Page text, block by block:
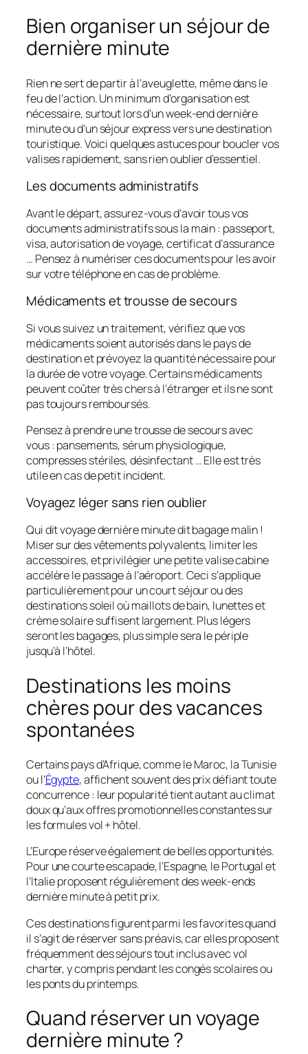
Bien organiser un séjour de
dernière minute
Rien ne sert de partir à l’aveuglette, même dans le
feu de l’action. Un minimum d’organisation est
nécessaire, surtout lors d’un week-end dernière
minute ou d’un séjour express vers une destination
touristique. Voici quelques astuces pour boucler vos
valises rapidement, sans rien oublier d’essentiel.
Les documents administratifs
Avant le départ, assurez-vous d’avoir tous vos
documents administratifs sous la main : passeport,
visa, autorisation de voyage, certificat d’assurance
… Pensez à numériser ces documents pour les avoir
sur votre téléphone en cas de problème.
Médicaments et trousse de secours
Si vous suivez un traitement, vérifiez que vos
médicaments soient autorisés dans le pays de
destination et prévoyez la quantité nécessaire pour
la durée de votre voyage. Certains médicaments
peuvent coûter très chers à l’étranger et ils ne sont
pas toujours remboursés.
Pensez à prendre une trousse de secours avec
vous : pansements, sérum physiologique,
compresses stériles, désinfectant … Elle est très
utile en cas de petit incident.
Voyagez léger sans rien oublier
Qui dit voyage dernière minute dit bagage malin !
Miser sur des vêtements polyvalents, limiter les
accessoires, et privilégier une petite valise cabine
accélère le passage à l’aéroport. Ceci s’applique
particulièrement pour un court séjour ou des
destinations soleil où maillots de bain, lunettes et
crème solaire suffisent largement. Plus légers
seront les bagages, plus simple sera le périple
jusqu’à l’hôtel.
Destinations les moins
chères pour des vacances
spontanées
Certains pays d’Afrique, comme le Maroc, la Tunisie
ou l’Égypte, affichent souvent des prix défiant toute
concurrence : leur popularité tient autant au climat
doux qu’aux offres promotionnelles constantes sur
les formules vol + hôtel.
L’Europe réserve également de belles opportunités.
Pour une courte escapade, l’Espagne, le Portugal et
l’Italie proposent régulièrement des week-ends
dernière minute à petit prix.
Ces destinations figurent parmi les favorites quand
il s’agit de réserver sans préavis, car elles proposent
fréquemment des séjours tout inclus avec vol
charter, y compris pendant les congés scolaires ou
les ponts du printemps.
Quand réserver un voyage
dernière minute ?